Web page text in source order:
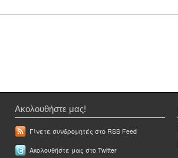
Ακολουθήστε μας!
Γίνετε συνδρομητές στο RSS Feed
Ακολουθήστε μας στο Twitter